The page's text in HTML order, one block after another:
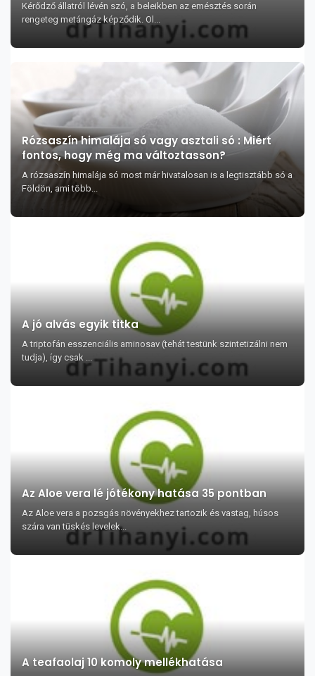
Kérődző állatról lévén szó, a beleikben az emésztés során
rengeteg metángáz képződik. Ol...
Rózsaszín himalája só vagy asztali só : Miért
fontos, hogy még ma változtasson?
A rózsaszín himalája só most már hivatalosan is a legtisztább só a
Földön, ami több...
A jó alvás egyik titka
A triptofán esszenciális aminosav (tehát testünk szintetizálni nem
tudja), így csak ...
Az Aloe vera lé jótékony hatása 35 pontban
Az Aloe vera a pozsgás növényekhez tartozik és vastag, húsos
szára van tüskés levelek...
A teafaolaj 10 komoly mellékhatása